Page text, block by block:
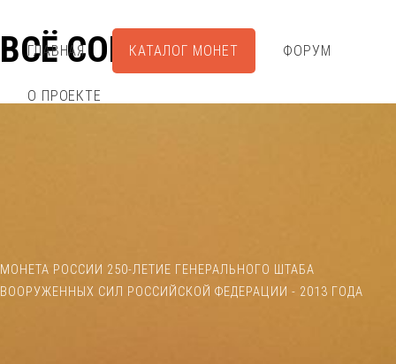
ВСЁ СОБРАЛ
ГЛАВНАЯ КАТАЛОГ МОНЕТ ФОРУМ
О ПРОЕКТЕ
МОНЕТА РОССИИ 250-ЛЕТИЕ ГЕНЕРАЛЬНОГО ШТАБА
ВООРУЖЕННЫХ СИЛ РОССИЙСКОЙ ФЕДЕРАЦИИ - 2013 ГОДА